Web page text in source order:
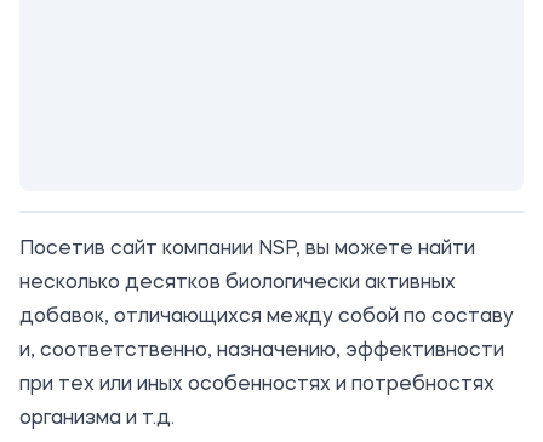
Посетив сайт компании NSP, вы можете найти
несколько десятков биологически активных
добавок, отличающихся между собой по составу
и, соответственно, назначению, эффективности
при тех или иных особенностях и потребностях
организма и т.д.